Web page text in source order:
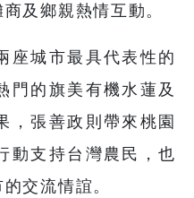
及鄉親熱情互動。
座城市最具代表性的
門的旗美有機水蓮及
，張善政則帶來桃園
動支持台灣農民，也
交流情誼。